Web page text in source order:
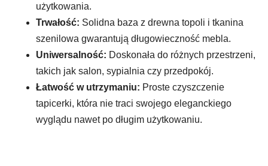
użytkowania.
Trwałość: Solidna baza z drewna topoli i tkanina
szenilowa gwarantują długowieczność mebla.
Uniwersalność: Doskonała do różnych przestrzeni,
takich jak salon, sypialnia czy przedpokój.
Łatwość w utrzymaniu: Proste czyszczenie
tapicerki, która nie traci swojego eleganckiego
wyglądu nawet po długim użytkowaniu.